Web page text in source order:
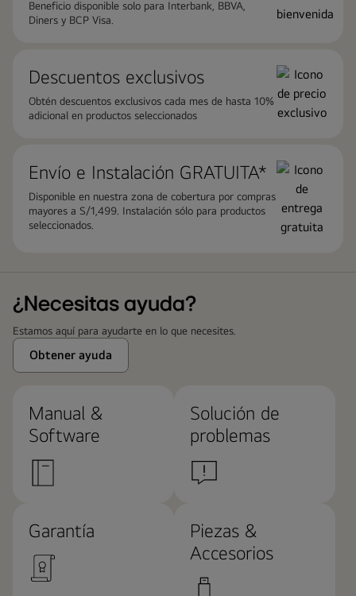
Beneficio disponible solo para Interbank, BBVA,
Diners y BCP Visa.
Descuentos exclusivos
Obtén descuentos exclusivos cada mes de hasta 10%
adicional en productos seleccionados
Envío e Instalación GRATUITA*
Disponible en nuestra zona de cobertura por compras
mayores a S/1,499. Instalación sólo para productos
seleccionados.
¿Necesitas ayuda?
Estamos aquí para ayudarte en lo que necesites.
Obtener ayuda
Manual &
Software
Solución de
problemas
Garantía
Piezas &
Accesorios